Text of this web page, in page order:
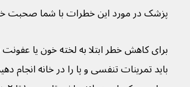
پزشک در مورد این خطرات با شما صحبت
برای کاهش خطر ابتلا به لخته خون یا
باید تمرینات تنفسی و پا را در خانه انجام